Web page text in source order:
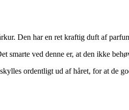
Den har en ret kraftig duft af
ved denne er, at den ikke
ordentligt ud af håret, for at de